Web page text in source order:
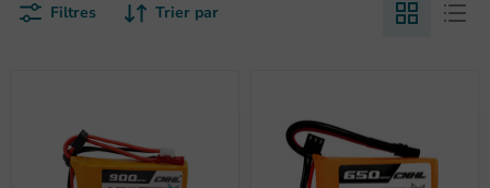
Filtres Trier par